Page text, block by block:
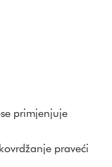
primjenjuje
praveći